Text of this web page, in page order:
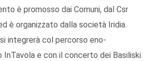
è promosso dai Comuni, dal Csr
è organizzato dalla società Iridia.
si integrerà col percorso eno-
e con il concerto dei Basiliski